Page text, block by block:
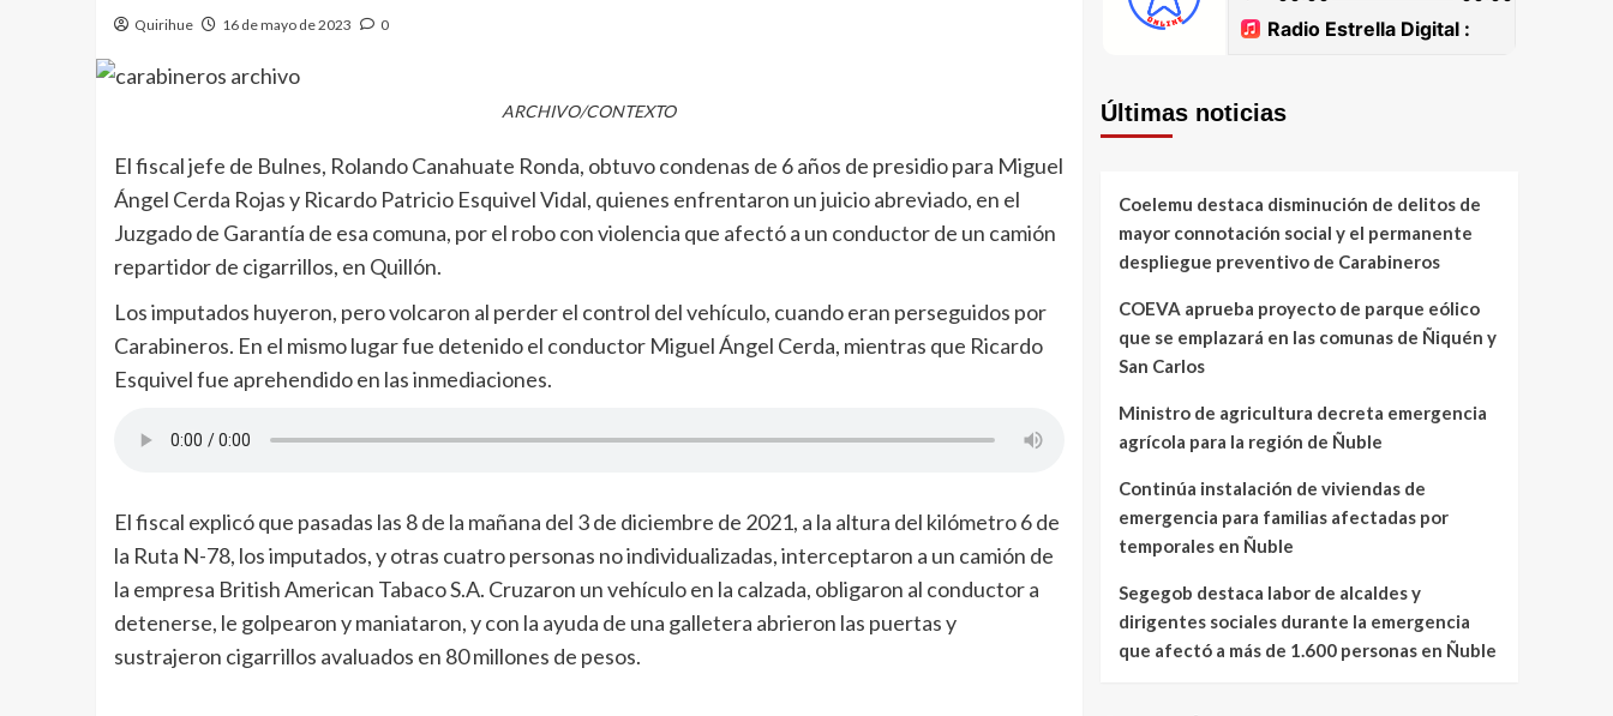
Quirihue 16 de mayo de 2023 0
ARCHIVO/CONTEXTO
El fiscal jefe de Bulnes, Rolando Canahuate Ronda, obtuvo condenas de 6 años de presidio para Miguel
Ángel Cerda Rojas y Ricardo Patricio Esquivel Vidal, quienes enfrentaron un juicio abreviado, en el
Juzgado de Garantía de esa comuna, por el robo con violencia que afectó a un conductor de un camión
repartidor de cigarrillos, en Quillón.
Los imputados huyeron, pero volcaron al perder el control del vehículo, cuando eran perseguidos por
Carabineros. En el mismo lugar fue detenido el conductor Miguel Ángel Cerda, mientras que Ricardo
Esquivel fue aprehendido en las inmediaciones.
El fiscal explicó que pasadas las 8 de la mañana del 3 de diciembre de 2021, a la altura del kilómetro 6 de
la Ruta N-78, los imputados, y otras cuatro personas no individualizadas, interceptaron a un camión de
la empresa British American Tabaco S.A. Cruzaron un vehículo en la calzada, obligaron al conductor a
detenerse, le golpearon y maniataron, y con la ayuda de una galletera abrieron las puertas y
sustrajeron cigarrillos avaluados en 80 millones de pesos.
Últimas noticias
Coelemu destaca disminución de delitos de
mayor connotación social y el permanente
despliegue preventivo de Carabineros
COEVA aprueba proyecto de parque eólico
que se emplazará en las comunas de Ñiquén y
San Carlos
Ministro de agricultura decreta emergencia
agrícola para la región de Ñuble
Continúa instalación de viviendas de
emergencia para familias afectadas por
temporales en Ñuble
Segegob destaca labor de alcaldes y
dirigentes sociales durante la emergencia
que afectó a más de 1.600 personas en Ñuble